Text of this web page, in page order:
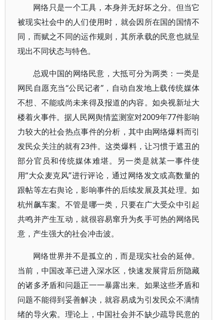
网络只是一个工具，本身并无好坏之分。但当它
被现实社会中的人们使用时，就会因所在国的国情不
同，而赋之不同的运作规则，其所承载的民意也就呈
现出不同状态与特色。
总观中国的网络民意，大抵可分为两类：一类是
网民自愿充当“公民记者”，自动自发地上载传统媒体
不想、不能或尚未来得及报道的内容。如央视新址大
楼着火事件。据人民网舆情监测室对2009年77件影响
力较大的社会热点事件的分析，其中由网络爆料而引
发民众关注的就有23件。这类爆料，让习惯于遮丑的
部分官员和传统媒体难堪。另一类是就某一事件使
用“大众麦克风”进行评论，通过网络发文或高数量的
跟帖等左右舆论，影响事件的后续发展及其处理。如
杭州飙车案。不管是哪一类，只要在广大受众中引起
共鸣并产生互动，就很容易窜升为炙手可热的网络民
意，产生强大的社会冲击波。
网络世界并不是孤立的，而是现实社会的延伸。
当前，中国改革已进入深水区，快速发展背后所隐藏
的诸多矛盾和问题正一一暴露出来。如果这些矛盾和
问题不能得到妥善解决，就容易成为引发民众不满情
绪的导火索。理论上，中国社会并不缺少疏导民意的